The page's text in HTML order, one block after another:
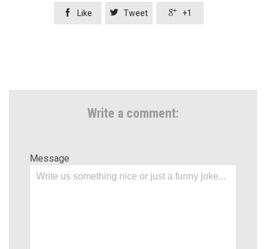
 Like  Tweet  +1
Write a comment:
Message